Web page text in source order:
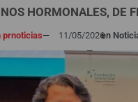
HORMONALES, DE
— 11/05/2026en